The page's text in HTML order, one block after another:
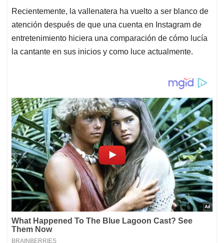
Recientemente, la vallenatera ha vuelto a ser blanco de
atención después de que una cuenta en Instagram de
entretenimiento hiciera una comparación de cómo lucía
la cantante en sus inicios y como luce actualmente.